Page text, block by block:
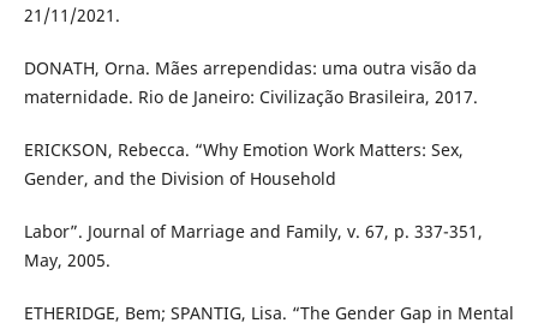
21/11/2021.
DONATH, Orna. Mães arrependidas: uma outra visão da
maternidade. Rio de Janeiro: Civilização Brasileira, 2017.
ERICKSON, Rebecca. “Why Emotion Work Matters: Sex,
Gender, and the Division of Household
Labor”. Journal of Marriage and Family, v. 67, p. 337-351,
May, 2005.
ETHERIDGE, Bem; SPANTIG, Lisa. “The Gender Gap in Mental